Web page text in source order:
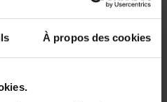
À propos des cookies
finition Fenix anti-traces, avec
cm P x 80 cm H ou 162,8
d’appoint ou